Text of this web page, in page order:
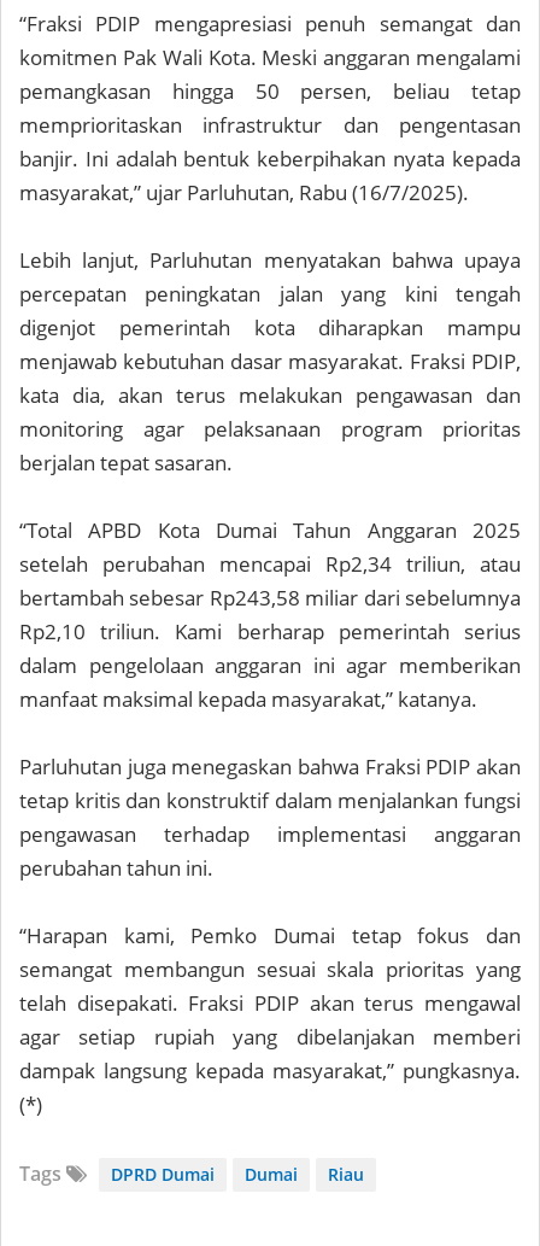
“Fraksi PDIP mengapresiasi penuh semangat dan
komitmen Pak Wali Kota. Meski anggaran mengalami
pemangkasan hingga 50 persen, beliau tetap
memprioritaskan infrastruktur dan pengentasan
banjir. Ini adalah bentuk keberpihakan nyata kepada
masyarakat,” ujar Parluhutan, Rabu (16/7/2025).
Lebih lanjut, Parluhutan menyatakan bahwa upaya
percepatan peningkatan jalan yang kini tengah
digenjot pemerintah kota diharapkan mampu
menjawab kebutuhan dasar masyarakat. Fraksi PDIP,
kata dia, akan terus melakukan pengawasan dan
monitoring agar pelaksanaan program prioritas
berjalan tepat sasaran.
“Total APBD Kota Dumai Tahun Anggaran 2025
setelah perubahan mencapai Rp2,34 triliun, atau
bertambah sebesar Rp243,58 miliar dari sebelumnya
Rp2,10 triliun. Kami berharap pemerintah serius
dalam pengelolaan anggaran ini agar memberikan
manfaat maksimal kepada masyarakat,” katanya.
Parluhutan juga menegaskan bahwa Fraksi PDIP akan
tetap kritis dan konstruktif dalam menjalankan fungsi
pengawasan terhadap implementasi anggaran
perubahan tahun ini.
“Harapan kami, Pemko Dumai tetap fokus dan
semangat membangun sesuai skala prioritas yang
telah disepakati. Fraksi PDIP akan terus mengawal
agar setiap rupiah yang dibelanjakan memberi
dampak langsung kepada masyarakat,” pungkasnya.
(*)
Tags DPRD Dumai Dumai Riau